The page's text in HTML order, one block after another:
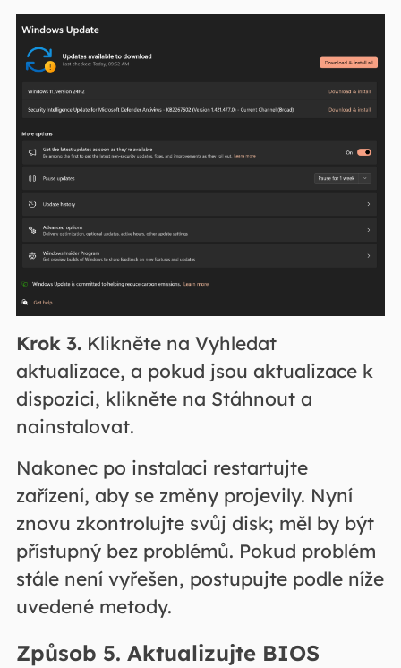
Krok 3.Klikněte na Vyhledat
aktualizace, a pokud jsou aktualizace k
dispozici, klikněte na Stáhnout a
nainstalovat.
Nakonec po instalaci restartujte
zařízení, aby se změny projevily. Nyní
znovu zkontrolujte svůj disk; měl by být
přístupný bez problémů. Pokud problém
stále není vyřešen, postupujte podle níže
uvedené metody.
Způsob 5. Aktualizujte BIOS